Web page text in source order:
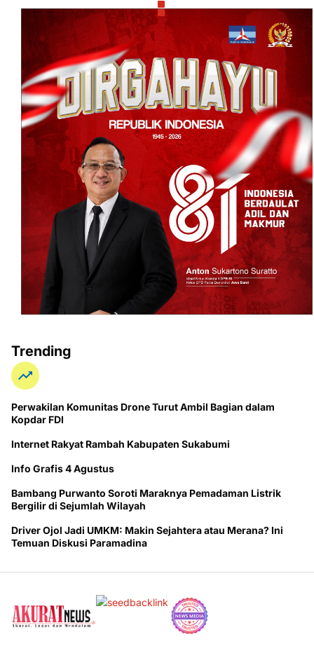
Trending
Perwakilan Komunitas Drone Turut Ambil Bagian dalam
Kopdar FDI
Internet Rakyat Rambah Kabupaten Sukabumi
Info Grafis 4 Agustus
Bambang Purwanto Soroti Maraknya Pemadaman Listrik
Bergilir di Sejumlah Wilayah
Driver Ojol Jadi UMKM: Makin Sejahtera atau Merana? Ini
Temuan Diskusi Paramadina